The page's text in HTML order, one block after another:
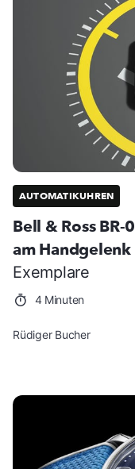
AUTOMATIKUHREN
Bell & Ross
am Handgelenk
Exemplare
4 Minuten
Rüdiger Bucher